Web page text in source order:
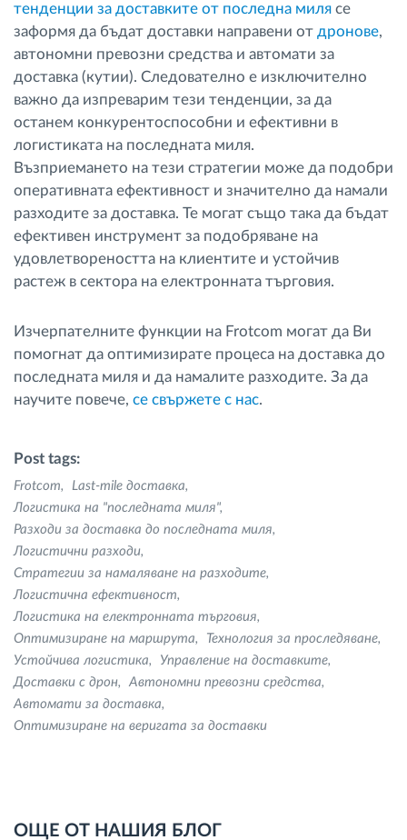
тенденции за доставките от последна миля се
заформя да бъдат доставки направени от дронове,
автономни превозни средства и автомати за
доставка (кутии). Следователно е изключително
важно да изпреварим тези тенденции, за да
останем конкурентоспособни и ефективни в
логистиката на последната миля.
Възприемането на тези стратегии може да подобри
оперативната ефективност и значително да намали
разходите за доставка. Те могат също така да бъдат
ефективен инструмент за подобряване на
удовлетвореността на клиентите и устойчив
растеж в сектора на електронната търговия.
Изчерпателните функции на Frotcom могат да Ви
помогнат да оптимизирате процеса на доставка до
последната миля и да намалите разходите. За да
научите повече, cе свържете с нас.
Post tags:
Frotcom
Last-mile доставка
Логистика на "последната миля"
Разходи за доставка до последната миля
Логистични разходи
Стратегии за намаляване на разходите
Логистична ефективност
Логистика на електронната търговия
Оптимизиране на маршрута
Технология за проследяване
Устойчива логистика
Управление на доставките
Доставки с дрон
Автономни превозни средства
Автомати за доставка
Оптимизиране на веригата за доставки
ОЩЕ ОТ НАШИЯ БЛОГ